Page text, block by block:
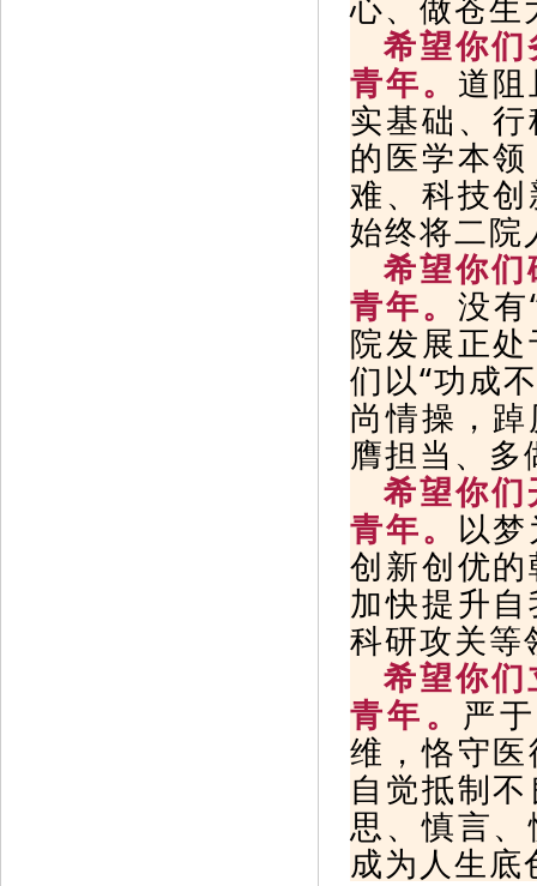
希望你
青年。 道
实基础、
的医学本
难、科技
始终将二院
希望你
青年。没
院发展正
们以“功成
尚情操，
膺担当、多
希望你
青年。 以
创新创优
加快提升
科研攻关等
希望你
青年。 严
维，恪守
自觉抵制
思、慎言
成为人生底